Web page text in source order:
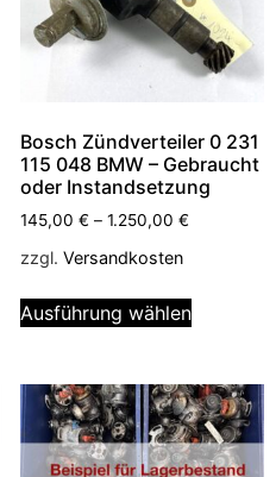
Bosch Zündverteiler 0 231
115 048 BMW – Gebraucht
oder Instandsetzung
145,00 € – 1.250,00 €
zzgl. Versandkosten
Ausführung wählen